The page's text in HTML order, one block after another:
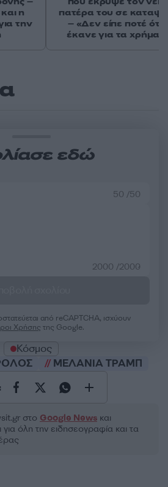
η
την
πατέρα του σε
– «Δεν είπε ποτέ ότι
έκανε για τα
εδώ
50 /50
2000 /2000
από reCAPTCHA, ισχύουν
Χρήσης της Google.
Κόσμος
ΜΕΛΑΝΙΑ ΤΡΑΜΠ
στο Google News και
όλη την ειδησεογραφία και τα